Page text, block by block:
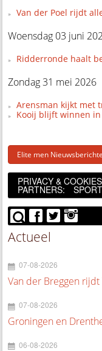
Van der Poel rijdt
Woensdag 03 juni
Ridderronde haalt
Zondag 31 mei 2026
Arensman kijkt met
Kooij blijft winnen
Elite men
PRIVACY & COOKIES
PARTNERS:
Actueel
07-08-2026
Van der Breggen
07-08-2026
Groningen en
06-08-2026